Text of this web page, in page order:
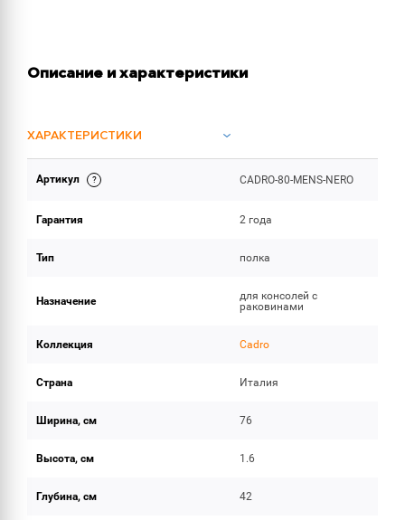
Описание и характеристики
ХАРАКТЕРИСТИКИ
ОБЪЕМ ПОСТАВКИ
Артикул CADRO-80-MENS-NERO
Гарантия 2 года
Тип полка
Назначение
для консолей с
раковинами
Коллекция Cadro
Страна Италия
Ширина, см 76
Высота, см 1.6
Глубина, см 42